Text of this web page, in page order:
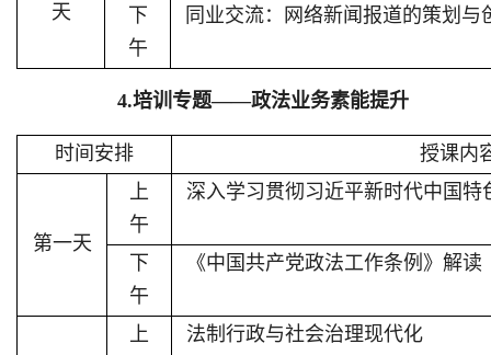
天
下
午
同业交流：网络新闻报道的策划与
4.培训专题——政法业务素能提升
时间安排 授课内
第一天
上
午
深入学习贯彻习近平新时代中国特
下
午
《中国共产党政法工作条例》解读
上
法制行政与社会治理现代化